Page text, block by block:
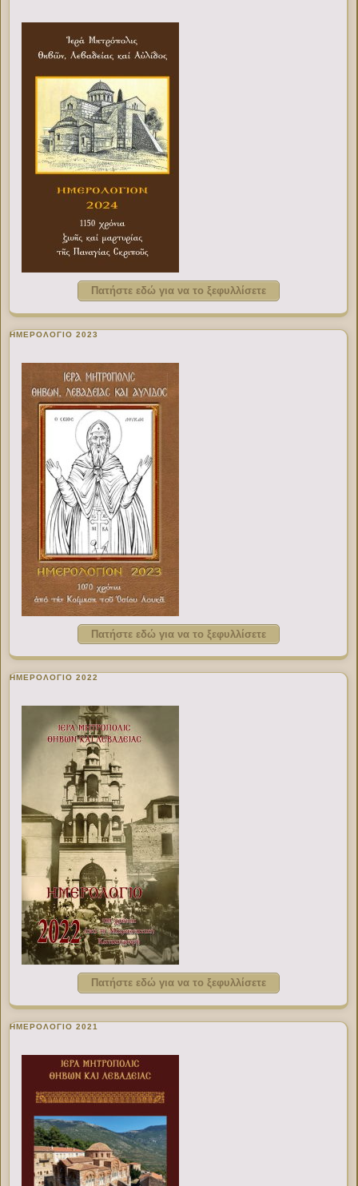
Πατήστε εδώ για να το ξεφυλλίσετε
ΗΜΕΡΟΛΟΓΙΟ 2023
Πατήστε εδώ για να το ξεφυλλίσετε
ΗΜΕΡΟΛΟΓΙΟ 2022
Πατήστε εδώ για να το ξεφυλλίσετε
ΗΜΕΡΟΛΟΓΙΟ 2021